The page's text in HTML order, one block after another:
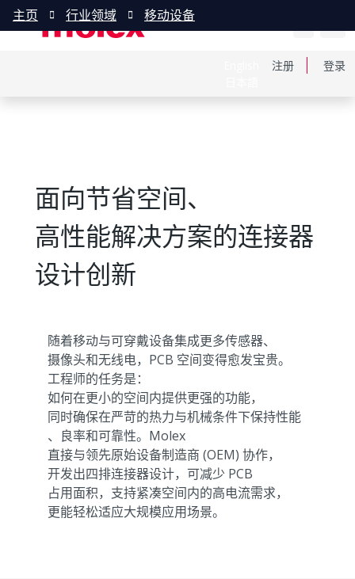
注册 登录
主页 行业领域 移动设备
面向节省空间、
高性能解决方案的连接器
设计创新
随着移动与可穿戴设备集成更多传感器、
摄像头和无线电，PCB 空间变得愈发宝贵。
工程师的任务是：
如何在更小的空间内提供更强的功能，
同时确保在严苛的热力与机械条件下保持性能
、良率和可靠性。Molex
直接与领先原始设备制造商 (OEM) 协作，
开发出四排连接器设计，可减少 PCB
占用面积，支持紧凑空间内的高电流需求，
更能轻松适应大规模应用场景。